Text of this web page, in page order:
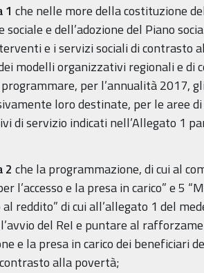
1 che nelle more della costituzione
sociale e dell’adozione del Piano
e i servizi sociali di contrasto
modelli organizzativi regionali e di
per l’annualità 2017,
loro destinate, per le aree
di servizio indicati nell’Allegato 1
2 che la programmazione, di cui al
l’accesso e la presa in carico” e 5
reddito” di cui all’allegato 1 del
del ReI e puntare al
e la presa in carico dei beneficiari
alla povertà;